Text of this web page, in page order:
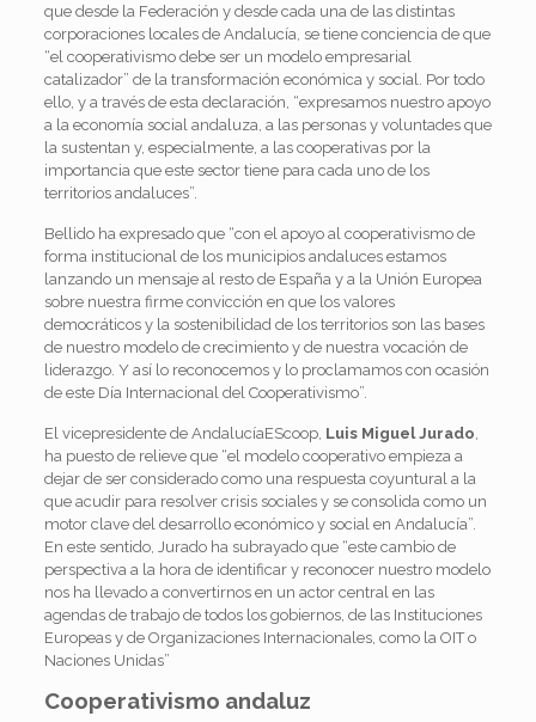
que desde la Federación y desde cada una de las distintas
corporaciones locales de Andalucía, se tiene conciencia de que
“el cooperativismo debe ser un modelo empresarial
catalizador” de la transformación económica y social. Por todo
ello, y a través de esta declaración, “expresamos nuestro apoyo
a la economía social andaluza, a las personas y voluntades que
la sustentan y, especialmente, a las cooperativas por la
importancia que este sector tiene para cada uno de los
territorios andaluces”.
Bellido ha expresado que “con el apoyo al cooperativismo de
forma institucional de los municipios andaluces estamos
lanzando un mensaje al resto de España y a la Unión Europea
sobre nuestra firme convicción en que los valores
democráticos y la sostenibilidad de los territorios son las bases
de nuestro modelo de crecimiento y de nuestra vocación de
liderazgo. Y así lo reconocemos y lo proclamamos con ocasión
de este Día Internacional del Cooperativismo”.
El vicepresidente de AndalucíaEScoop, Luis Miguel Jurado
ha puesto de relieve que “el modelo cooperativo empieza a
dejar de ser considerado como una respuesta coyuntural a la
que acudir para resolver crisis sociales y se consolida como un
motor clave del desarrollo económico y social en Andalucía”.
En este sentido, Jurado ha subrayado que “este cambio de
perspectiva a la hora de identificar y reconocer nuestro modelo
nos ha llevado a convertirnos en un actor central en las
agendas de trabajo de todos los gobiernos, de las Instituciones
Europeas y de Organizaciones Internacionales, como la OIT o
Naciones Unidas”
Cooperativismo andaluz